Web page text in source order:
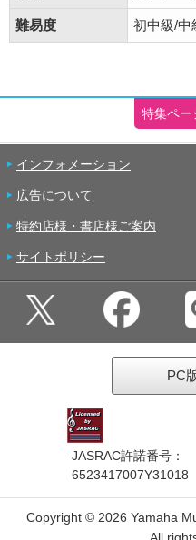
難易度 初中級/中
特集ペー
インフォメーション
広告について
特約店様・書店様ご案内
サイトポリシー
PC
JASRAC許諾番号：
6523417007Y31018
Copyright © 2026 Yamaha